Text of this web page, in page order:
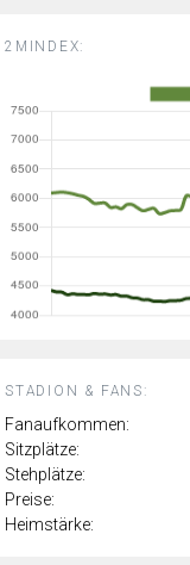
2MINDEX:
STADION & FANS:
Fanaufkommen:
Sitzplätze:
Stehplätze:
Preise:
Heimstärke: